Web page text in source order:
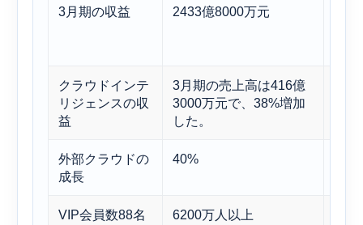
3月期の収益 2433億8000万元
クラウドインテ
リジェンスの収
益
3月期の売上高は416億
3000万元で、38%増加
した。
外部クラウドの
成長
40%
VIP会員数88名 6200万人以上